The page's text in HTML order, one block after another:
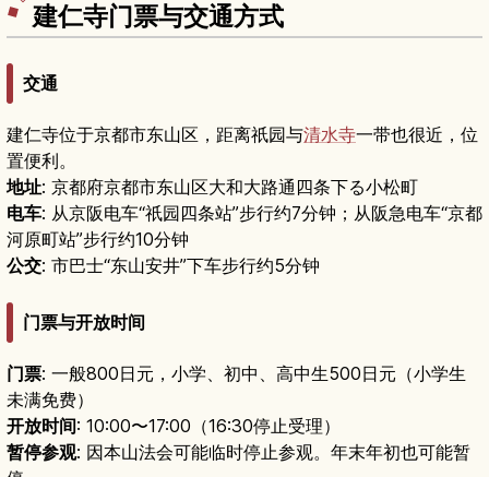
建仁寺门票与交通方式
交通
建仁寺位于京都市东山区，距离祇园与清水寺一带也很近，位
置便利。
地址: 京都府京都市东山区大和大路通四条下る小松町
电车: 从京阪电车“祇园四条站”步行约7分钟；从阪急电车“京都
河原町站”步行约10分钟
公交: 市巴士“东山安井”下车步行约5分钟
门票与开放时间
门票: 一般800日元，小学、初中、高中生500日元（小学生
未满免费）
开放时间: 10:00〜17:00（16:30停止受理）
暂停参观: 因本山法会可能临时停止参观。年末年初也可能暂